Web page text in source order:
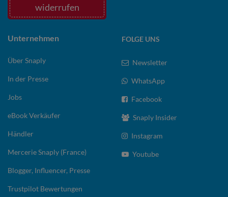
widerrufen
Unternehmen
Über Snaply
In der Presse
Jobs
eBook Verkäufer
Händler
Mercerie Snaply (France)
Blogger, Influencer, Presse
Trustpilot Bewertungen
FOLGE UNS
Newsletter
WhatsApp
Facebook
Snaply Insider
Instagram
Youtube